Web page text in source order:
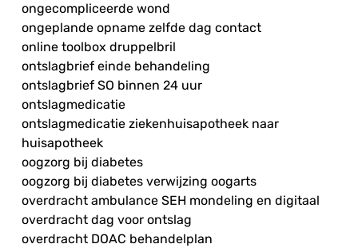
ongecompliceerde wond
ongeplande opname zelfde dag contact
online toolbox druppelbril
ontslagbrief einde behandeling
ontslagbrief SO binnen 24 uur
ontslagmedicatie
ontslagmedicatie ziekenhuisapotheek naar
huisapotheek
oogzorg bij diabetes
oogzorg bij diabetes verwijzing oogarts
overdracht ambulance SEH mondeling en digitaal
overdracht dag voor ontslag
overdracht DOAC behandelplan